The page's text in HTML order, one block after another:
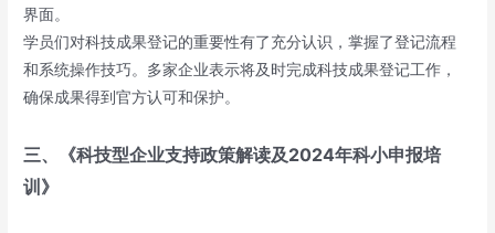
界面。
学员们对科技成果登记的重要性有了充分认识，掌握了登记流程
和系统操作技巧。多家企业表示将及时完成科技成果登记工作，
确保成果得到官方认可和保护。
三、《科技型企业支持政策解读及2024年科小申报培
训》